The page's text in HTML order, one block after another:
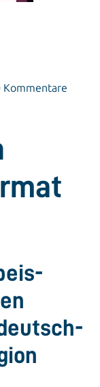
Kommentare